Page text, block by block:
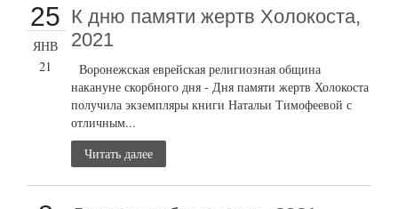
25
ЯНВ
21
К дню памяти жертв Холокоста,
2021
Воронежская еврейская религиозная община
накануне скорбного дня - Дня памяти жертв Холокоста
получила экземпляры книги Натальи Тимофеевой с
отличным...
Читать далее